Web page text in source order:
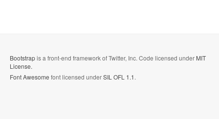
Bootstrapis a front-end framework of Twitter, Inc. Code licensed under MIT
License.
Font Awesome font licensed underSIL OFL 1.1.